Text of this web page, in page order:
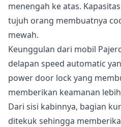
menengah ke atas.
tujuh orang membuatnya
mewah.
Keunggulan dari mobil
delapan speed automatic
power door lock yang
memberikan keamanan
Dari sisi kabinnya, bagian
ditekuk sehingga